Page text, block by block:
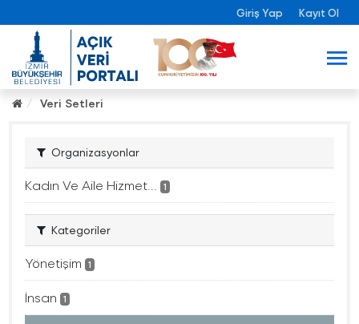
Giriş Yap Kayıt Ol
Veri Setleri
Organizasyonlar
Kadın Ve Aile Hizmet... 1
Kategoriler
Yönetişim 1
İnsan 1